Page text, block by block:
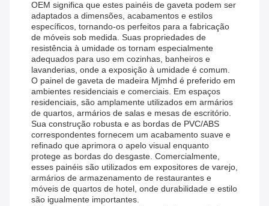
OEM significa que estes painéis de gaveta podem ser
adaptados a dimensões, acabamentos e estilos
específicos, tornando-os perfeitos para a fabricação
de móveis sob medida. Suas propriedades de
resistência à umidade os tornam especialmente
adequados para uso em cozinhas, banheiros e
lavanderias, onde a exposição à umidade é comum.
O painel de gaveta de madeira Mjmhd é preferido em
ambientes residenciais e comerciais. Em espaços
residenciais, são amplamente utilizados em armários
de quartos, armários de salas e mesas de escritório.
Sua construção robusta e as bordas de PVC/ABS
correspondentes fornecem um acabamento suave e
refinado que aprimora o apelo visual enquanto
protege as bordas do desgaste. Comercialmente,
esses painéis são utilizados em expositores de varejo,
armários de armazenamento de restaurantes e
móveis de quartos de hotel, onde durabilidade e estilo
são igualmente importantes.